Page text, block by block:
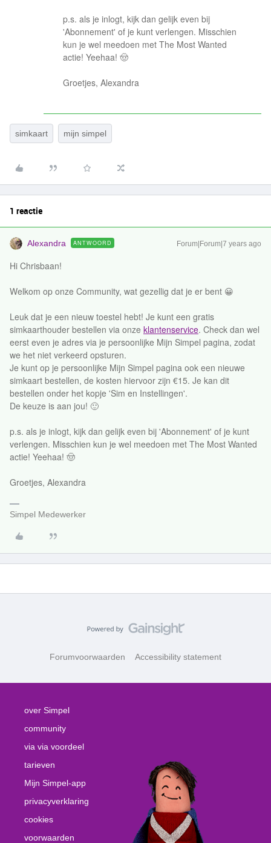
p.s. als je inlogt, kijk dan gelijk even bij
'Abonnement' of je kunt verlengen. Misschien
kun je wel meedoen met The Most Wanted
actie! Yeehaa! 🤠
Groetjes, Alexandra
simkaart mijn simpel
1 reactie
Alexandra ANTWOORD Forum|Forum|7 years ago
Hi Chrisbaan!
Welkom op onze Community, wat gezellig dat je er bent 😀
Leuk dat je een nieuw toestel hebt! Je kunt een gratis
simkaarthouder bestellen via onze klantenservice. Check dan wel
eerst even je adres via je persoonlijke Mijn Simpel pagina, zodat
we het niet verkeerd opsturen.
Je kunt op je persoonlijke Mijn Simpel pagina ook een nieuwe
simkaart bestellen, de kosten hiervoor zijn €15. Je kan dit
bestellen onder het kopje 'Sim en Instellingen'.
De keuze is aan jou! 🙂
p.s. als je inlogt, kijk dan gelijk even bij 'Abonnement' of je kunt
verlengen. Misschien kun je wel meedoen met The Most Wanted
actie! Yeehaa! 🤠
Groetjes, Alexandra
Simpel Medewerker
Forumvoorwaarden Accessibility statement
over Simpel
community
via via voordeel
tarieven
Mijn Simpel-app
privacyverklaring
cookies
voorwaarden